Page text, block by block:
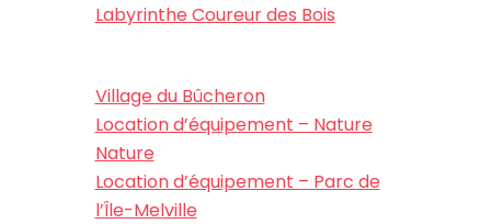
Labyrinthe Coureur des Bois
Village du Bûcheron
Location d’équipement – Nature
Nature
Location d’équipement – Parc de
l’Île-Melville